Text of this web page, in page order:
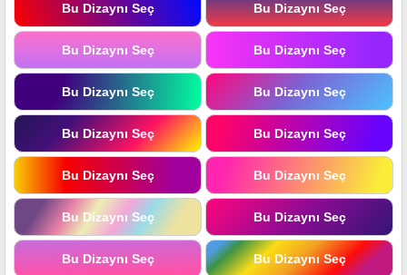
Bu Dizaynı Seç Bu Dizaynı Seç
Bu Dizaynı Seç Bu Dizaynı Seç
Bu Dizaynı Seç Bu Dizaynı Seç
Bu Dizaynı Seç Bu Dizaynı Seç
Bu Dizaynı Seç Bu Dizaynı Seç
Bu Dizaynı Seç Bu Dizaynı Seç
Bu Dizaynı Seç Bu Dizaynı Seç